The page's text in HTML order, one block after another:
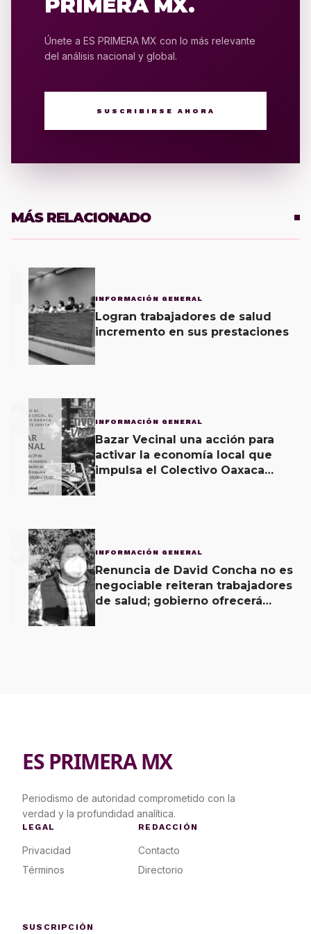
PRIMERA MX.
Únete a ES PRIMERA MX con lo más relevante
del análisis nacional y global.
SUSCRIBIRSE AHORA
MÁS RELACIONADO
INFORMACIÓN GENERAL
Logran trabajadores de salud
incremento en sus prestaciones
2 INFORMACIÓN GENERAL
Bazar Vecinal una acción para
activar la economía local que
impulsa el Colectivo Oaxaca
3 INFORMACIÓN GENERAL
Renuncia de David Concha no es
negociable reiteran trabajadores
de salud; gobierno ofrecerá
ES PRIMERA MX
Periodismo de autoridad comprometido con la
verdad y la profundidad analítica.
LEGAL
Privacidad
Términos
REDACCIÓN
Contacto
Directorio
SUSCRIPCIÓN